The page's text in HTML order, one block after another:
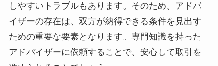
しやすいトラブルもあります。そのため、アドバ
イザーの存在は、双方が納得できる条件を見出す
ための重要な要素となります。専門知識を持った
アドバイザーに依頼することで、安心して取引を